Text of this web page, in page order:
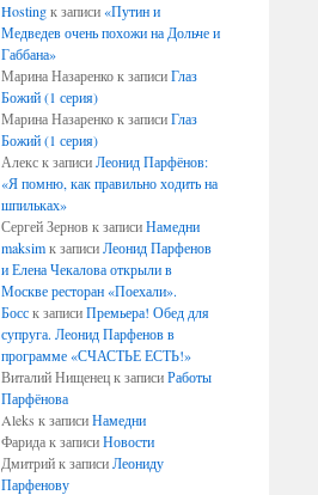
Hostingк записи«Путин и
Медведев очень похожи на Дольче и
Габбана»
Марина Назаренкок записиГлаз
Божий (1 серия)
Марина Назаренкок записиГлаз
Божий (1 серия)
Алекск записиЛеонид Парфёнов:
«Я помню, как правильно ходить на
шпильках»
Сергей Зерновк записиНамедни
maksimк записиЛеонид Парфенов
и Елена Чекалова открыли в
Москве ресторан «Поехали».
Босск записиПремьера! Обед для
супруга. Леонид Парфенов в
программе «СЧАСТЬЕ ЕСТЬ!»
Виталий Нищенецк записиРаботы
Парфёнова
Aleks к записиНамедни
Фаридак записиНовости
Дмитрийк записиЛеониду
Парфенову